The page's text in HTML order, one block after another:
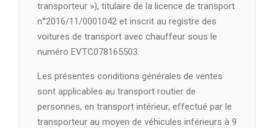
transporteur »), titulaire de la licence de transport
n°2016/11/0001042 et inscrit au registre des
voitures de transport avec chauffeur sous le
numéro EVTC078165503.
Les présentes conditions générales de ventes
sont applicables au transport routier de
personnes, en transport intérieur, effectué par le
transporteur au moyen de véhicules inférieurs à 9